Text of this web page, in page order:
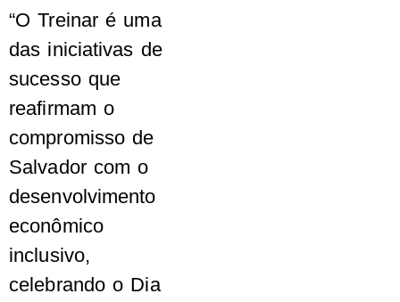
“O Treinar é uma
das iniciativas de
sucesso que
reafirmam o
compromisso de
Salvador com o
desenvolvimento
econômico
inclusivo,
celebrando o Dia